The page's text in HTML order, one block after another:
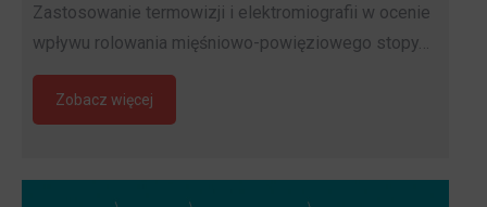
Zastosowanie termowizji i elektromiografii w ocenie
wpływu rolowania mięśniowo-powięziowego stopy…
Zobacz więcej